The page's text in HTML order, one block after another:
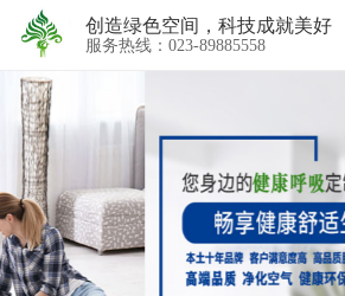
创造绿色空间，科技成就美好
服务热线：023-89885558